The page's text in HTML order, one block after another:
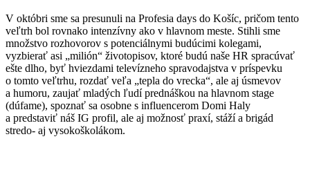
V októbri sme sa presunuli na Profesia days do Košíc, pričom tento
veľtrh bol rovnako intenzívny ako v hlavnom meste. Stihli sme
množstvo rozhovorov s potenciálnymi budúcimi kolegami,
vyzbierať asi „milión“ životopisov, ktoré budú naše HR spracúvať
ešte dlho, byť hviezdami televízneho spravodajstva v príspevku
o tomto veľtrhu, rozdať veľa „tepla do vrecka“, ale aj úsmevov
a humoru, zaujať mladých ľudí prednáškou na hlavnom stage
(dúfame), spoznať sa osobne s influencerom Domi Haly
a predstaviť náš IG profil, ale aj možnosť praxí, stáží a brigád
stredo- aj vysokoškolákom.